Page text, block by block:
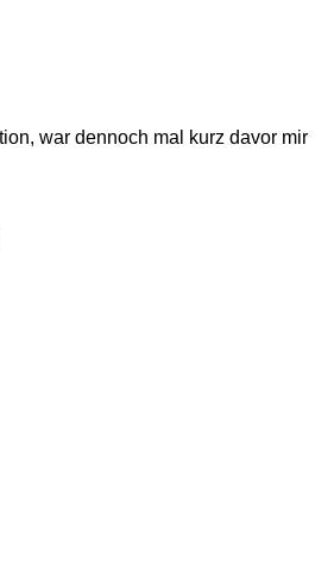
war dennoch mal kurz davor mir